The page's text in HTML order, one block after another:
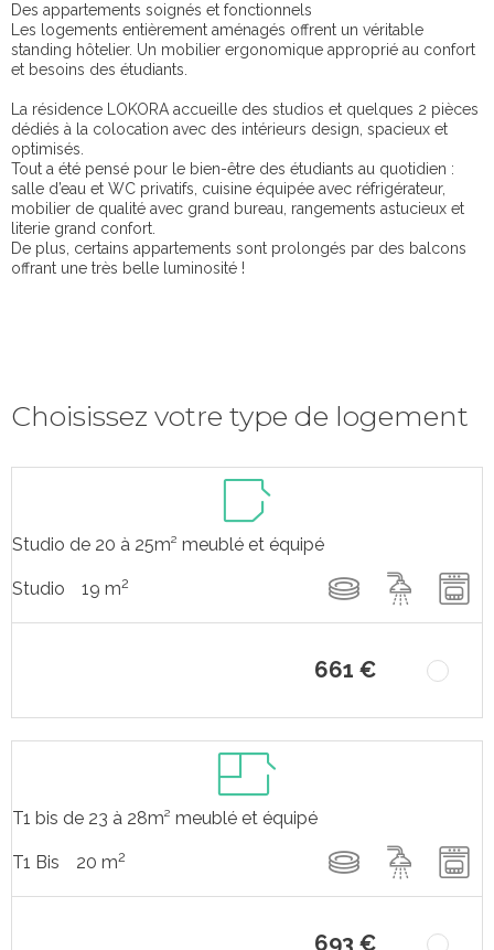
Des appartements soignés et fonctionnels
Les logements entièrement aménagés offrent un véritable
standing hôtelier. Un mobilier ergonomique approprié au confort
et besoins des étudiants.
La résidence LOKORA accueille des studios et quelques 2 pièces
dédiés à la colocation avec des intérieurs design, spacieux et
optimisés.
Tout a été pensé pour le bien-être des étudiants au quotidien :
salle d’eau et WC privatifs, cuisine équipée avec réfrigérateur,
mobilier de qualité avec grand bureau, rangements astucieux et
literie grand confort.
De plus, certains appartements sont prolongés par des balcons
offrant une très belle luminosité !
Choisissez votre type de logement
Studio de 20 à 25m² meublé et équipé
Studio 19 m2
661 €
T1 bis de 23 à 28m² meublé et équipé
T1 Bis 20 m2
693 €